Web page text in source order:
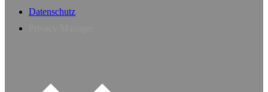
Datenschutz